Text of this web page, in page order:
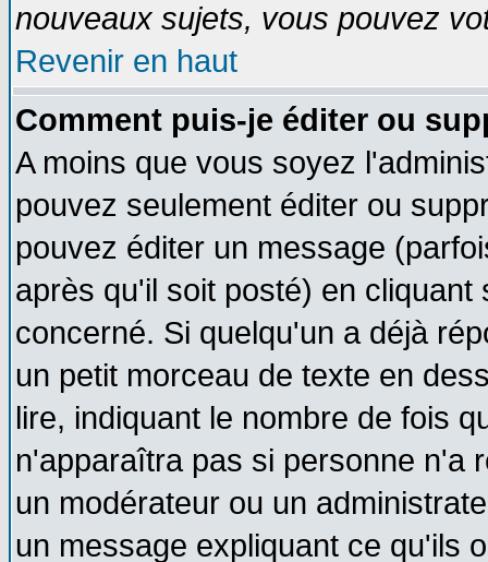
nouveaux sujets, vous pouvez
Revenir en haut
Comment puis-je éditer ou
A moins que vous soyez
pouvez seulement éditer ou
pouvez éditer un message
après qu'il soit posté) en
concerné. Si quelqu'un a déjà
un petit morceau de texte en
lire, indiquant le nombre de fois
n'apparaîtra pas si personne n'a
un modérateur ou un
un message expliquant ce qu'ils